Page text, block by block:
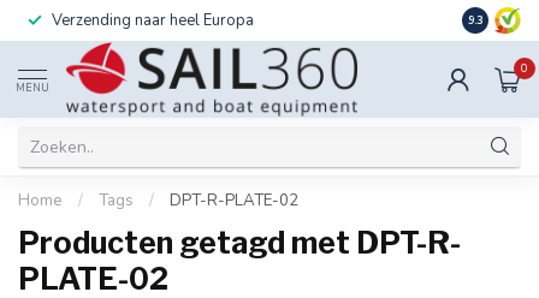
Verzending naar heel Europa Ook
9.3
MENU
0
Home / Tags / DPT-R-PLATE-02
Producten getagd met DPT-R-
PLATE-02